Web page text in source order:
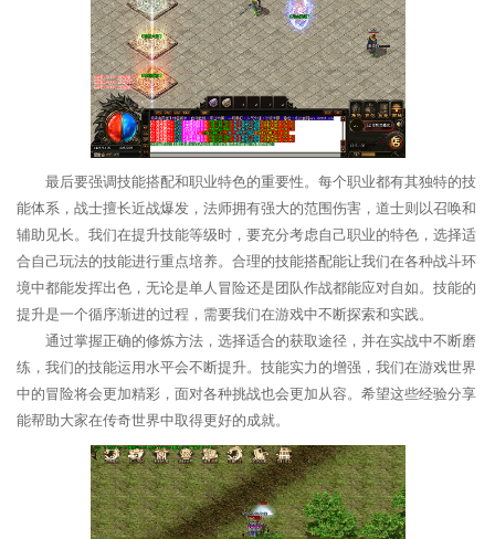
最后要强调技能搭配和职业特色的重要性。每个职业都有其独特的技
能体系，战士擅长近战爆发，法师拥有强大的范围伤害，道士则以召唤和
辅助见长。我们在提升技能等级时，要充分考虑自己职业的特色，选择适
合自己玩法的技能进行重点培养。合理的技能搭配能让我们在各种战斗环
境中都能发挥出色，无论是单人冒险还是团队作战都能应对自如。技能的
提升是一个循序渐进的过程，需要我们在游戏中不断探索和实践。
通过掌握正确的修炼方法，选择适合的获取途径，并在实战中不断磨
练，我们的技能运用水平会不断提升。技能实力的增强，我们在游戏世界
中的冒险将会更加精彩，面对各种挑战也会更加从容。希望这些经验分享
能帮助大家在传奇世界中取得更好的成就。